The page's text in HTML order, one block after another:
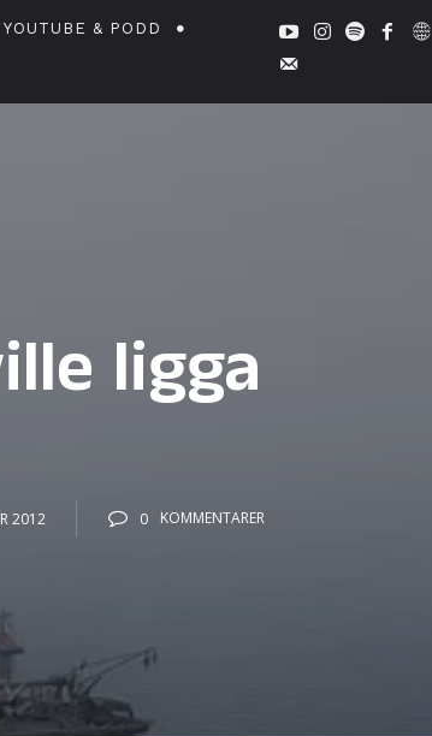
YOUTUBE & PODD
ligga
2012 0 KOMMENTARER